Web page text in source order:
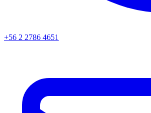
+56 2 2786 4651